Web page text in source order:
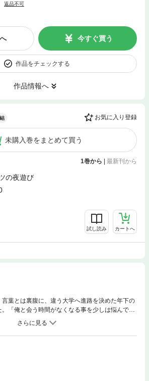
返品不可
今すぐ買う
作品をチェックする
作品情報へ
お気に入り登録
未購入巻をまとめて買う
1巻から 最新刊から
の夜遊び
試し読み カートへ
言葉とは裏腹に、違う大学へ進路を決めた年下の
「俺と会う時間がなくなる事を少しは悩んでく
走ろうとする烈の成長に、不安に襲われた梶
生徒会長、やんちゃワンコ×エロカワ義兄、ドM
直前から卒業後のラブライフも充実した誠陵シリ